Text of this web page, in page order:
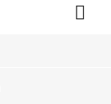
